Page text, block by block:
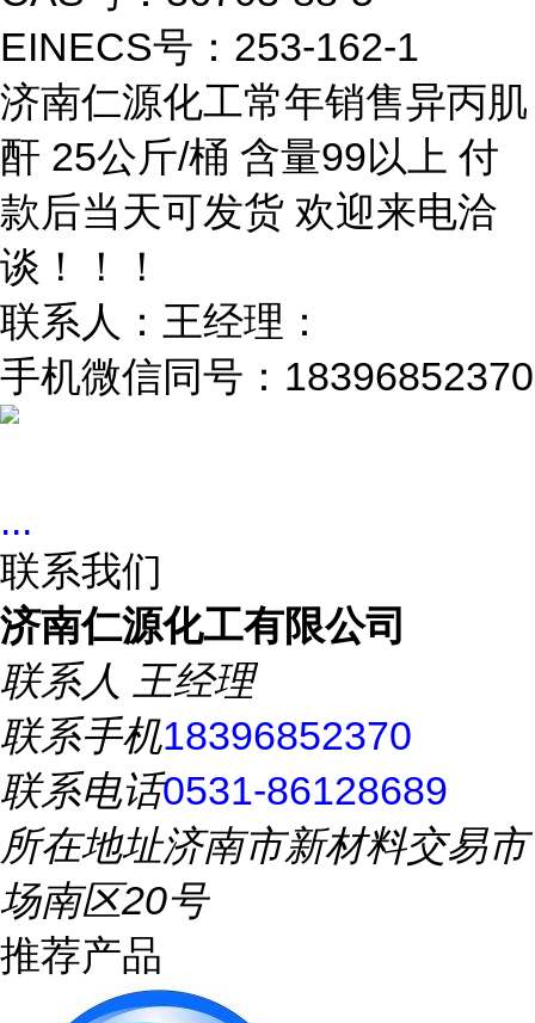
EINECS号：253-162-1
济南仁源化工常年销售异丙肌
酐 25公斤/桶 含量99以上 付
款后当天可发货 欢迎来电洽
谈！！！
联系人：王经理：
手机微信同号：18396852370
...
联系我们
济南仁源化工有限公司
联系人 王经理
联系手机18396852370
联系电话0531-86128689
所在地址济南市新材料交易市
场南区20号
推荐产品